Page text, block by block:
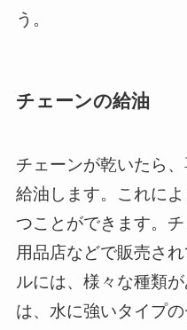
う。
チェーンの給油
チェーンが乾いたら
給油します。これに
つことができます。
用品店などで販売さ
ルには、様々な種類
は、水に強いタイプ